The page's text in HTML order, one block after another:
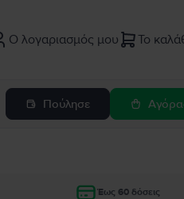
Ο λογαριασμός μου Το
Πούλησε
Έως 60 δόσεις